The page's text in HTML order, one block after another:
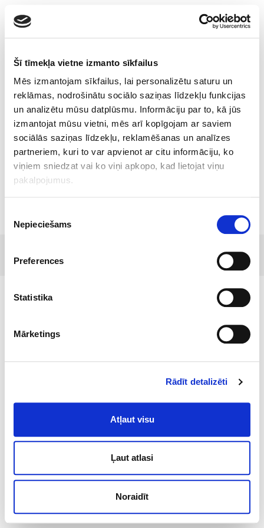
Šī tīmekļa vietne izmanto sīkfailus
Mēs izmantojam sīkfailus, lai personalizētu saturu un
reklāmas, nodrošinātu sociālo saziņas līdzekļu funkcijas
un analizētu mūsu datplūsmu. Informāciju par to, kā jūs
izmantojat mūsu vietni, mēs arī kopīgojam ar saviem
sociālās saziņas līdzekļu, reklamēšanas un analīzes
partneriem, kuri to var apvienot ar citu informāciju, ko
viņiem sniedzat vai ko viņi apkopo, kad lietojat viņu
pakalpojumus.
izvēle
Nepieciešams
Preferences
Statistika
Mārketings
Rādīt detalizēti
Atļaut visu
Ļaut atlasi
Noraidīt
We are proud of our BENU
Aptieka pharmacists and
pharmacist assistant –
participants of the Song and
Dance Festival in Latvia!
policy|Cookie Policy
Made by
SONARO